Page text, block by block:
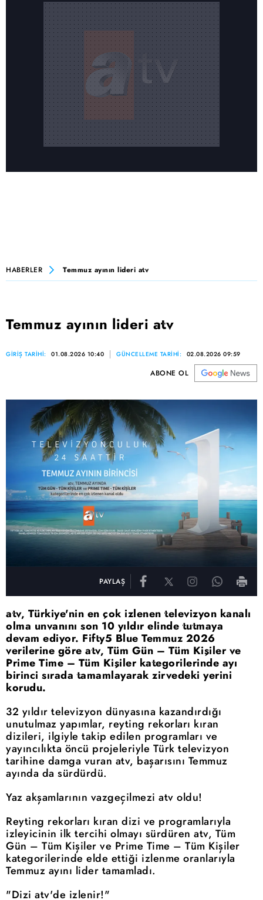
HABERLER Temmuz ayının lideri atv
Temmuz ayının lideri atv
GİRİŞ TARİHİ: 01.08.2026 10:40 GÜNCELLEME TARİHİ: 02.08.2026 09:59
ABONE OL
PAYLAŞ
atv, Türkiye'nin en çok izlenen televizyon kanalı
olma unvanını son 10 yıldır elinde tutmaya
devam ediyor. Fifty5 Blue Temmuz 2026
verilerine göre atv, Tüm Gün – Tüm Kişiler ve
Prime Time – Tüm Kişiler kategorilerinde ayı
birinci sırada tamamlayarak zirvedeki yerini
korudu.
32 yıldır televizyon dünyasına kazandırdığı
unutulmaz yapımlar, reyting rekorları kıran
dizileri, ilgiyle takip edilen programları ve
yayıncılıkta öncü projeleriyle Türk televizyon
tarihine damga vuran atv, başarısını Temmuz
ayında da sürdürdü.
Yaz akşamlarının vazgeçilmezi atv oldu!
Reyting rekorları kıran dizi ve programlarıyla
izleyicinin ilk tercihi olmayı sürdüren atv, Tüm
Gün – Tüm Kişiler ve Prime Time – Tüm Kişiler
kategorilerinde elde ettiği izlenme oranlarıyla
Temmuz ayını lider tamamladı.
"Dizi atv'de izlenir!"